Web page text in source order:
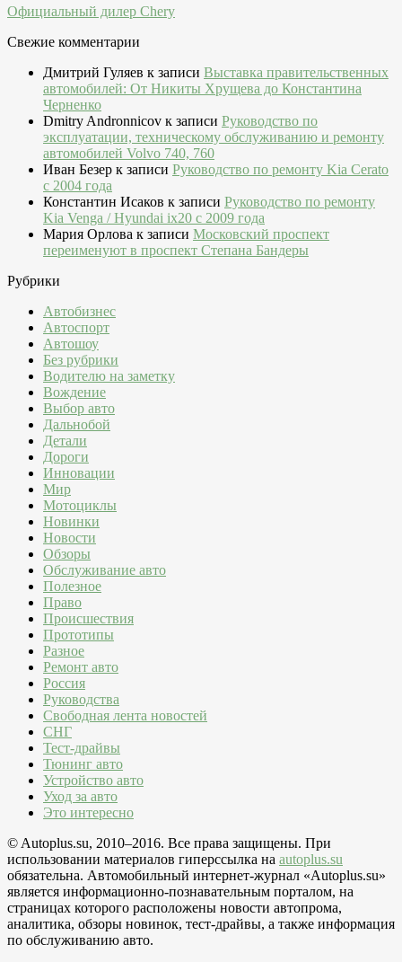
Официальный дилер Chery
Свежие комментарии
Дмитрий Гуляев к записи Выставка правительственных
автомобилей: От Никиты Хрущева до Константина
Черненко
Dmitry Andronnicov к записи Руководство по
эксплуатации, техническому обслуживанию и ремонту
автомобилей Volvo 740, 760
Иван Безер к записи Руководство по ремонту Kia Cerato
c 2004 года
Константин Исаков к записи Руководство по ремонту
Kia Venga / Hyundai ix20 c 2009 года
Мария Орлова к записи Московский проспект
переименуют в проспект Степана Бандеры
Рубрики
Автобизнес
Автоспорт
Автошоу
Без рубрики
Водителю на заметку
Вождение
Выбор авто
Дальнобой
Детали
Дороги
Инновации
Мир
Мотоциклы
Новинки
Новости
Обзоры
Обслуживание авто
Полезное
Право
Происшествия
Прототипы
Разное
Ремонт авто
Россия
Руководства
Свободная лента новостей
СНГ
Тест-драйвы
Тюнинг авто
Устройство авто
Уход за авто
Это интересно
© Autoplus.su, 2010–2016. Все права защищены. При
использовании материалов гиперссылка на autoplus.su
обязательна. Автомобильный интернет-журнал «Autoplus.su»
является информационно-познавательным порталом, на
страницах которого расположены новости автопрома,
аналитика, обзоры новинок, тест-драйвы, а также информация
по обслуживанию авто.